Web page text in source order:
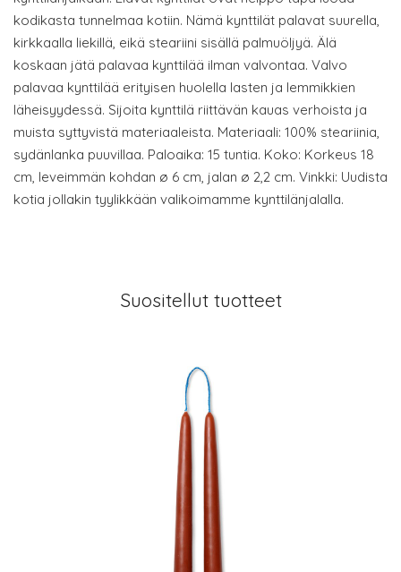
kodikasta tunnelmaa kotiin. Nämä kynttilät palavat suurella,
kirkkaalla liekillä, eikä steariini sisällä palmuöljyä. Älä
koskaan jätä palavaa kynttilää ilman valvontaa. Valvo
palavaa kynttilää erityisen huolella lasten ja lemmikkien
läheisyydessä. Sijoita kynttilä riittävän kauas verhoista ja
muista syttyvistä materiaaleista. Materiaali: 100% steariinia,
sydänlanka puuvillaa. Paloaika: 15 tuntia. Koko: Korkeus 18
cm, leveimmän kohdan ø 6 cm, jalan ø 2,2 cm. Vinkki: Uudista
kotia jollakin tyylikkään valikoimamme kynttilänjalalla.
Suositellut tuotteet